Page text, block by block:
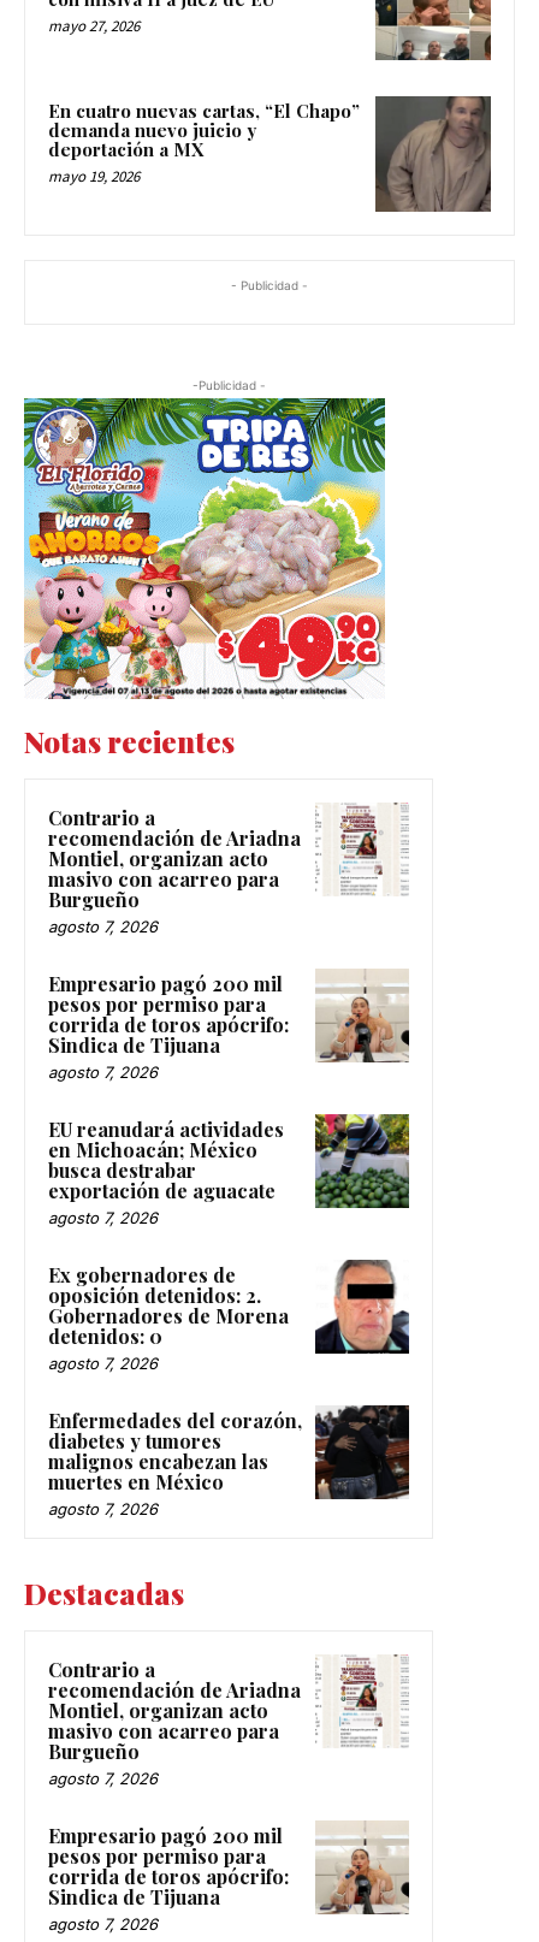
mayo 27, 2026
En cuatro nuevas cartas, “El Chapo”
demanda nuevo juicio y
deportación a MX
mayo 19, 2026
- Publicidad -
-Publicidad -
Notas recientes
Contrario a
recomendación de Ariadna
Montiel, organizan acto
masivo con acarreo para
Burgueño
agosto 7, 2026
Empresario pagó 200 mil
pesos por permiso para
corrida de toros apócrifo:
Sindica de Tijuana
agosto 7, 2026
EU reanudará actividades
en Michoacán; México
busca destrabar
exportación de aguacate
agosto 7, 2026
Ex gobernadores de
oposición detenidos: 2.
Gobernadores de Morena
detenidos: 0
agosto 7, 2026
Enfermedades del corazón,
diabetes y tumores
malignos encabezan las
muertes en México
agosto 7, 2026
Destacadas
Contrario a
recomendación de Ariadna
Montiel, organizan acto
masivo con acarreo para
Burgueño
agosto 7, 2026
Empresario pagó 200 mil
pesos por permiso para
corrida de toros apócrifo:
Sindica de Tijuana
agosto 7, 2026